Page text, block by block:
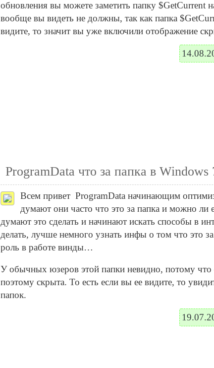
обновления вы можете заметить папку $GetCurrent
вообще вы видеть не должны, так как папка
видите, то значит вы уже включили отображение
ProgramData что за папка в Windows
Всем привет ProgramData начинающим
думают они часто что это за папка и можно ли
думают это сделать и начинают искать способы в
делать, лучше немного узнать инфы о том что это
роль в работе винды…
У обычных юзеров этой папки невидно, потому что
поэтому скрыта. То есть если вы ее видите, то
папок.